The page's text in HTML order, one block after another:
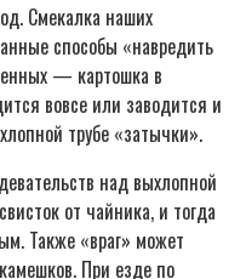
Смекалка наших
способы «навредить
— картошка в
вовсе или заводится и
трубе «затычки».
над выхлопной
от чайника, и тогда
Также «враг» может
При езде по